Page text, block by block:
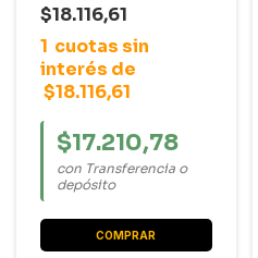
Fiesta Ambiente /
Focus One
(29X53X37) S/ABS
$18.116,61
1 cuotas sin
interés de
$18.116,61
$17.210,78
con Transferencia o
depósito